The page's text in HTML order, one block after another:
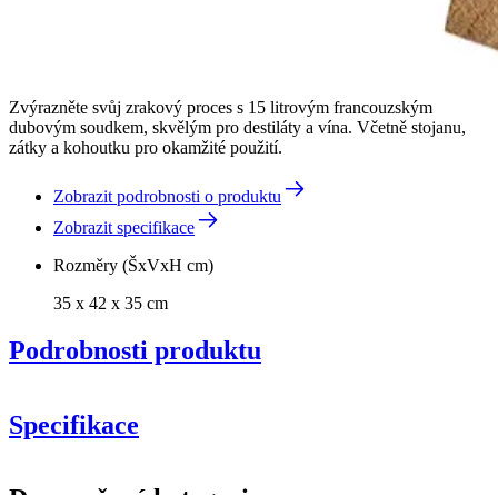
Zvýrazněte svůj zrakový proces s 15 litrovým francouzským
dubovým soudkem, skvělým pro destiláty a vína. Včetně stojanu,
zátky a kohoutku pro okamžité použití.
Zobrazit podrobnosti o produktu
Zobrazit specifikace
Rozměry (ŠxVxH cm)
35 x 42 x 35 cm
Podrobnosti produktu
Specifikace